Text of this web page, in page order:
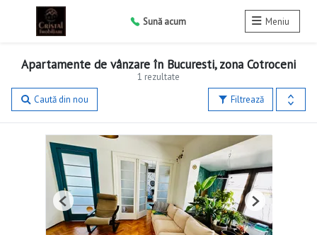
Sună acum Meniu
1 rezultate
Apartamente de vânzare în Bucuresti, zona Cotroceni
Filtrează
Caută din nou
Previous Next